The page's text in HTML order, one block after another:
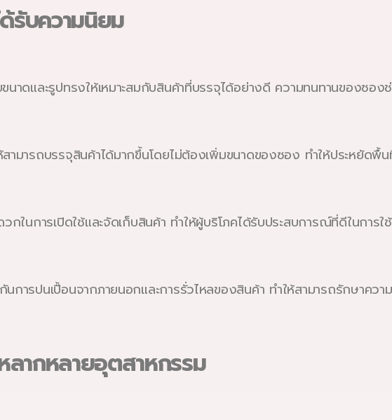
รับความนิยม
ดและรูปทรงให้เหมาะสมกับสินค้าที่บรรจุได้อย่างดี ความทนทานของซอง
มารถบรรจุสินค้าได้มากขึ้นโดยไม่ต้องเพิ่มขนาดของซอง ทำให้ประหยัดพื้น
ในการเปิดใช้และจัดเก็บสินค้า ทำให้ผู้บริโภคได้รับประสบการณ์ที่ดีในการใช้
ารปนเปื้อนจากภายนอกและการรั่วไหลของสินค้า ทำให้สามารถรักษาควา
ลากหลายอุตสาหกรรม